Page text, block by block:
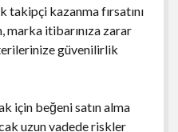
kazanma fırsatını
itibarınıza zarar
güvenilirlik
için beğeni satın alma
uzun vadede riskler